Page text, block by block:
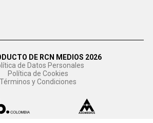
DE RCN MEDIOS 2026
de Datos Personales
Política de Cookies
Términos y Condiciones